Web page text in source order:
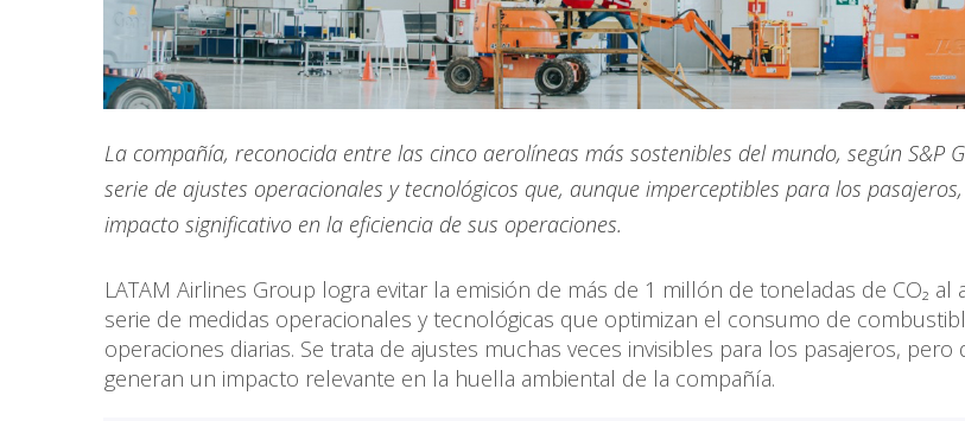
La compañía, reconocida entre las cinco aerolíneas más sostenibles del mundo, según S&P
serie de ajustes operacionales y tecnológicos que, aunque imperceptibles para los
impacto significativo en la eficiencia de sus operaciones.
LATAM Airlines Group logra evitar la emisión de más de 1 millón de toneladas de CO₂ al
serie de medidas operacionales y tecnológicas que optimizan el consumo de
operaciones diarias. Se trata de ajustes muchas veces invisibles para los pasajeros,
generan un impacto relevante en la huella ambiental de la compañía.